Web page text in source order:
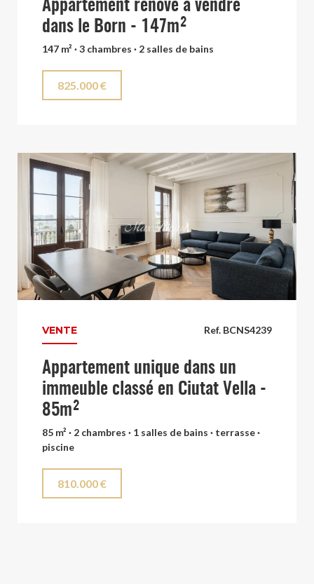
Appartement rénové à vendre
dans le Born - 147m²
147 m² · 3 chambres · 2 salles de bains
825.000 €
Ref. BCNS4239
VENTE
Appartement unique dans un
immeuble classé en Ciutat Vella -
85m²
85 m² · 2 chambres · 1 salles de bains · terrasse ·
piscine
810.000 €